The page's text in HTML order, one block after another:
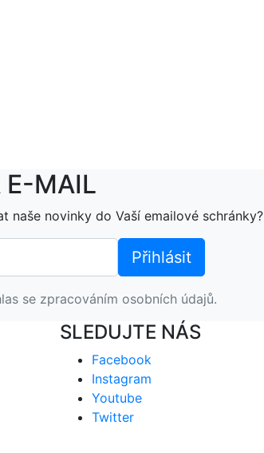
E-MAIL
naše novinky do Vaší emailové schránky?
se zpracováním osobních údajů.
SLEDUJTE NÁS
Facebook
Instagram
Youtube
Twitter